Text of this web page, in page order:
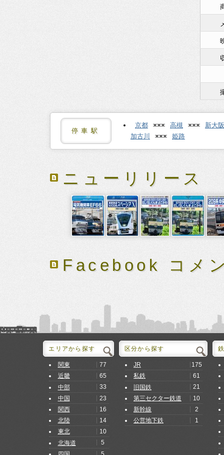
停車駅
京都 高槻
新大阪
加古川
姫路
ニューリリース
Facebook コメ
エリアから探す
関東
77
近畿
65
中部
33
中国
23
関西
16
北陸
14
東北
10
北海道
5
区分から探す
JR
175
私鉄
61
旧国鉄
21
第三セクター鉄道
10
新幹線
2
公営地下鉄
1